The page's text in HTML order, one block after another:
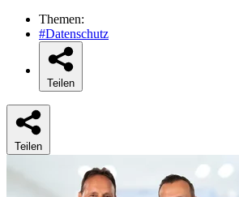
Themen:
#Datenschutz
Teilen
Teilen